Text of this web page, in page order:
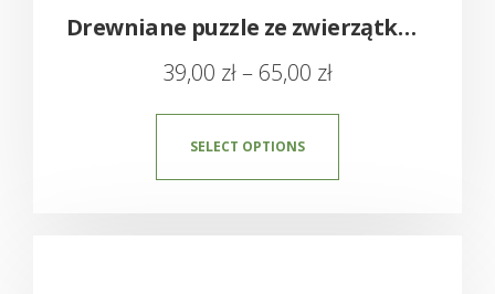
Drewniane puzzle ze zwierzątkami – Żółw
39,00 zł– 65,00 zł
SELECT OPTIONS